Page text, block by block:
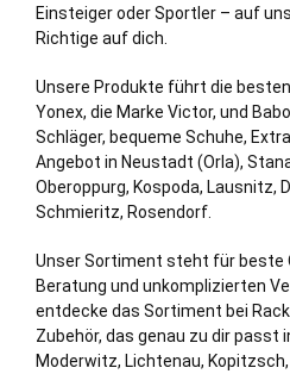
Einsteiger oder Sportler – auf
Richtige auf dich.
Unsere Produkte führt die
Yonex, die Marke Victor, und
Schläger, bequeme Schuhe,
Angebot in Neustadt (Orla),
Oberoppurg, Kospoda, Lausnitz,
Schmieritz, Rosendorf.
Unser Sortiment steht für beste
Beratung und unkomplizierten
entdecke das Sortiment bei
Zubehör, das genau zu dir passt
Moderwitz, Lichtenau,